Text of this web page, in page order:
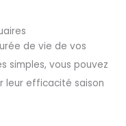
de vie de vos
simples, vous pouvez
leur efficacité saison